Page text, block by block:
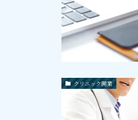
クリニック開業